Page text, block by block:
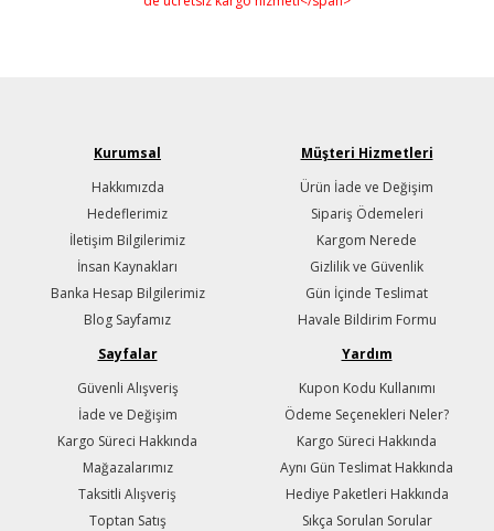
Kurumsal
Hakkımızda
Hedeflerimiz
İletişim Bilgilerimiz
İnsan Kaynakları
Banka Hesap Bilgilerimiz
Blog Sayfamız
Müşteri Hizmetleri
Ürün İade ve Değişim
Sipariş Ödemeleri
Kargom Nerede
Gizlilik ve Güvenlik
Gün İçinde Teslimat
Havale Bildirim Formu
Sayfalar
Güvenli Alışveriş
İade ve Değişim
Kargo Süreci Hakkında
Mağazalarımız
Taksitli Alışveriş
Toptan Satış
Yardım
Kupon Kodu Kullanımı
Ödeme Seçenekleri Neler?
Kargo Süreci Hakkında
Aynı Gün Teslimat Hakkında
Hediye Paketleri Hakkında
Sıkça Sorulan Sorular